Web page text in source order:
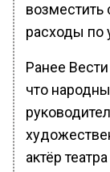
расходы по
Ранее
что
актёр